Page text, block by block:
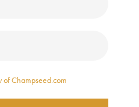
of Champseed.com